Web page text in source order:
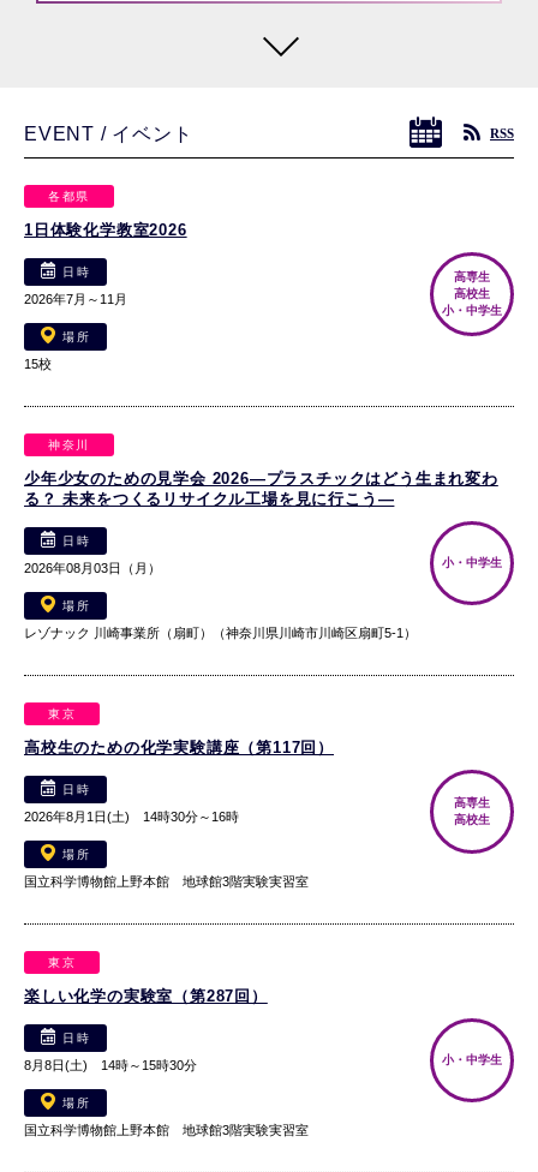
講演会「AI×Science：研究プロセス革新の現在地と未来
場所
講演会「データ駆動×実験自動化が変える研究開発：材
料・反応・製品開発DXの最前線」
場所
Read more
EVENT / イベント RSS
各都県
1日体験化学教室2026
日時
2026年7月～11月
場所
15校
高専生
高校生
小・中学生
神奈川
少年少女のための見学会 2026―プラスチックはどう生まれ変わ
る？ 未来をつくるリサイクル工場を見に行こう―
日時
2026年08月03日（月）
場所
レゾナック 川崎事業所（扇町）（神奈川県川崎市川崎区扇町5-1）
小・中学生
東京
高校生のための化学実験講座（第117回）
日時
2026年8月1日(土) 14時30分～16時
場所
国立科学博物館上野本館 地球館3階実験実習室
高専生
高校生
東京
楽しい化学の実験室（第287回）
日時
8月8日(土) 14時～15時30分
場所
国立科学博物館上野本館 地球館3階実験実習室
小・中学生